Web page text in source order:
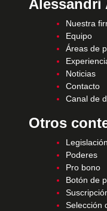
Alessandri
Nuestra
Equipo
Áreas de
Noticias
Contacto
Canal de
Otros
Legislación
Poderes
Pro bono
Botón de
Selección